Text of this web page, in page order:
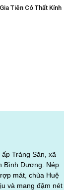
Tiên Có Thất Kính
Trảng Săn, xã
Bình Dương. Nép
mát, chùa Huệ
và mang đậm nét